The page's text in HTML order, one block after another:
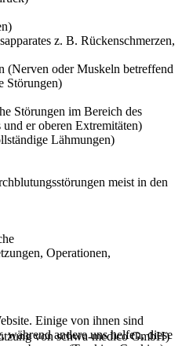
z. B. Rückenschmerzen,
(Nerven oder Muskeln betreffend
Störungen)
Störungen im Bereich des
er oberen Extremitäten)
Lähmungen)
meist in den
Operationen,
von schwa-medico GmbH)
Einige von ihnen sind
während andere uns helfen, diese